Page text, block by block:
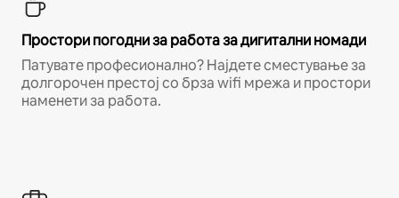
Простори погодни за работа за дигитални номади
Патувате професионално? Најдете сместување за
долгорочен престој со брза wifi мрежа и простори
наменети за работа.